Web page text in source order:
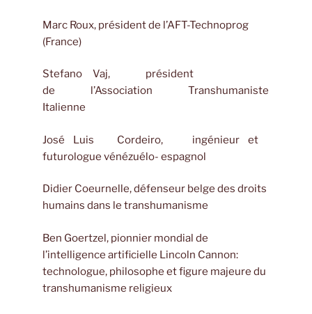
Marc Roux, président de l’AFT-Technoprog
(France)
Stefano Vaj, président
de l’Association Transhumaniste
Italienne
José Luis Cordeiro, ingénieur et
futurologue vénézuélo- espagnol
Didier Coeurnelle, défenseur belge des droits
humains dans le transhumanisme
Ben Goertzel, pionnier mondial de
l’intelligence artificielle Lincoln Cannon:
technologue, philosophe et figure majeure du
transhumanisme religieux